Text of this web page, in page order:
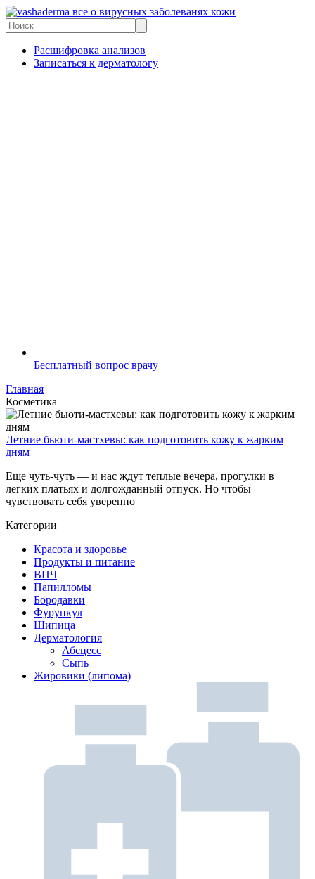
все о вирусных заболеванях кожи
Расшифровка анализов
Записаться к дерматологу
Бесплатный вопрос врачу
Главная
Косметика
Летние бьюти-мастхевы: как подготовить кожу к жарким
дням
Еще чуть-чуть — и нас ждут теплые вечера, прогулки в
легких платьях и долгожданный отпуск. Но чтобы
чувствовать себя уверенно
Категории
Красота и здоровье
Продукты и питание
ВПЧ
Папилломы
Бородавки
Фурункул
Шипица
Дерматология
Абсцесс
Сыпь
Жировики (липома)